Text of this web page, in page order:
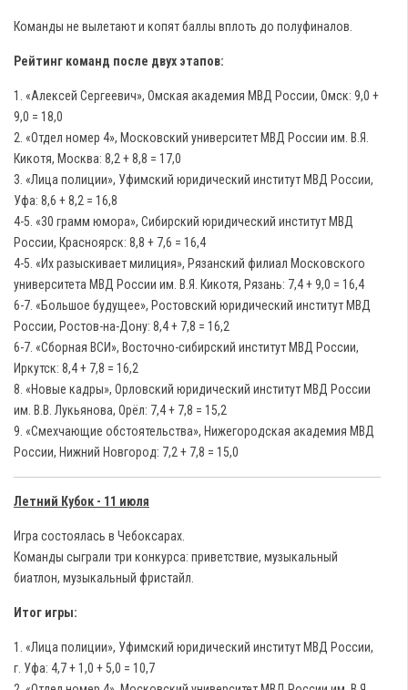
Команды не вылетают и копят баллы вплоть до полуфиналов.
Рейтинг команд после двух этапов:
1. «Алексей Сергеевич», Омская академия МВД России, Омск: 9,0 +
9,0 = 18,0
2. «Отдел номер 4», Московский университет МВД России им. В.Я.
Кикотя, Москва: 8,2 + 8,8 = 17,0
3. «Лица полиции», Уфимский юридический институт МВД России,
Уфа: 8,6 + 8,2 = 16,8
4-5. «30 грамм юмора», Сибирский юридический институт МВД
России, Красноярск: 8,8 + 7,6 = 16,4
4-5. «Их разыскивает милиция», Рязанский филиал Московского
университета МВД России им. В.Я. Кикотя, Рязань: 7,4 + 9,0 = 16,4
6-7. «Большое будущее», Ростовский юридический институт МВД
России, Ростов-на-Дону: 8,4 + 7,8 = 16,2
6-7. «Сборная ВСИ», Восточно-сибирский институт МВД России,
Иркутск: 8,4 + 7,8 = 16,2
8. «Новые кадры», Орловский юридический институт МВД России
им. В.В. Лукьянова, Орёл: 7,4 + 7,8 = 15,2
9. «Смехчающие обстоятельства», Нижегородская академия МВД
России, Нижний Новгород: 7,2 + 7,8 = 15,0
Летний Кубок - 11 июля
Игра состоялась в Чебоксарах.
Команды сыграли три конкурса: приветствие, музыкальный
биатлон, музыкальный фристайл.
Итог игры:
1. «Лица полиции», Уфимский юридический институт МВД России,
г. Уфа: 4,7 + 1,0 + 5,0 = 10,7